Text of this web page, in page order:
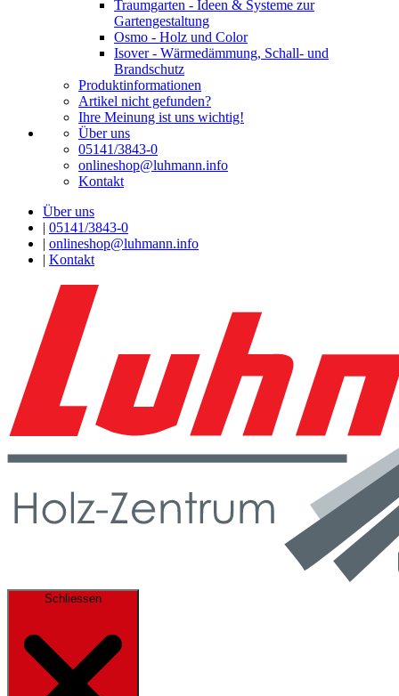
Traumgarten - Ideen & Systeme zur
Gartengestaltung
Osmo - Holz und Color
Isover - Wärmedämmung, Schall- und
Brandschutz
Produktinformationen
Artikel nicht gefunden?
Ihre Meinung ist uns wichtig!
Über uns
05141/3843-0
onlineshop@luhmann.info
Kontakt
Über uns
| 05141/3843-0
| onlineshop@luhmann.info
| Kontakt
Schliessen